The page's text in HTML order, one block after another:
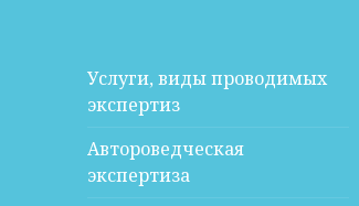
Услуги, виды проводимых
экспертиз
Автороведческая
экспертиза